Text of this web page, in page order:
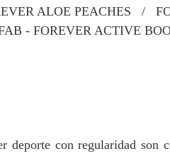
ALOE PEACHES /
- FOREVER ACTIVE
deporte con regularidad son